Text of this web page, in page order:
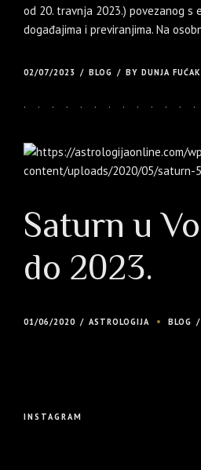
od 20. travnja 2023.) povezanog s
događajima i previranjima. Na
02/07/2023 BLOG BY DUNJA FUĆAK
Saturn u
do 2023.
01/06/2020 ASTROLOGIJA BLOG
INSTAGRAM